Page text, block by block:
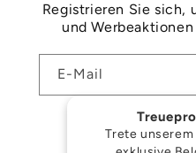
Registrieren Sie sich,
und
E-Mail
Trete